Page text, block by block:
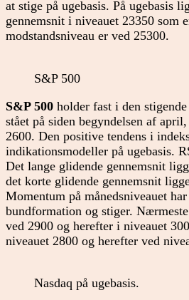
at stige på ugebasis. På ugebasis
gennemsnit i niveauet 23350 som
modstandsniveau er ved 25300.
S&P 500
S&P 500 holder fast i den
stået på siden begyndelsen af
2600. Den positive tendens i
indikationsmodeller på ugebasis.
Det lange glidende gennemsnit
det korte glidende gennemsnit
Momentum på månedsniveauet
bundformation og stiger.
ved 2900 og herefter i niveauet
niveauet 2800 og herefter ved
Nasdaq på ugebasis.